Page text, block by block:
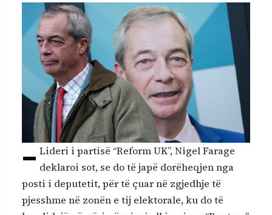
– Lideri i partisë “Reform UK”, Nigel Farage
deklaroi sot, se do të japë dorëheqjen nga
posti i deputetit, për të çuar në zgjedhje të
pjesshme në zonën e tij elektorale, ku do të